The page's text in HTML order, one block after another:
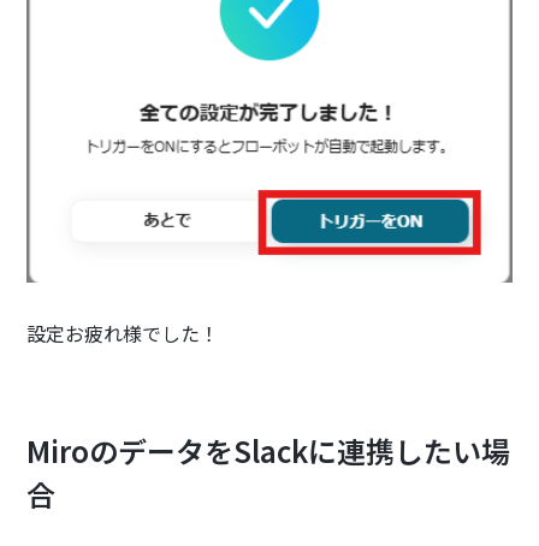
設定お疲れ様でした！
MiroのデータをSlackに連携したい場
合